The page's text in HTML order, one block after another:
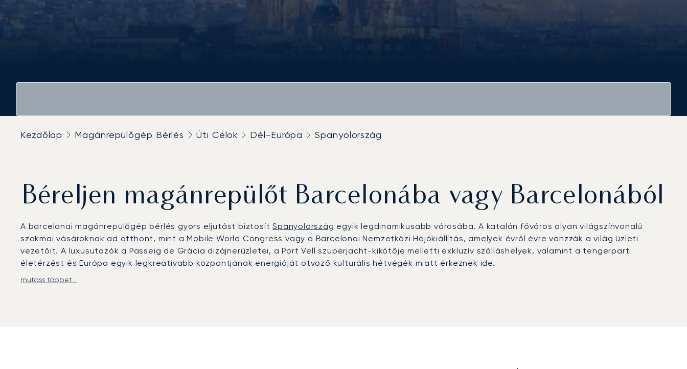
Kezdőlap Magánrepülőgép Bérlés Úti Célok Dél-Európa Spanyolország
Béreljen magánrepülőt Barcelonába vagy Barcelonából
A barcelonai magánrepülőgép bérlés gyors eljutást biztosítSpanyolország egyik legdinamikusabb városába. A katalán főváros olyan világszínvonalú
szakmai vásároknak ad otthont, mint a Mobile World Congress vagy a Barcelonai Nemzetközi Hajókiállítás, amelyek évről évre vonzzák a világ üzleti
vezetőit. A luxusutazók a Passeig de Gràcia dizájnerüzletei, a Port Vell szuperjacht-kikötője melletti exkluzív szálláshelyek, valamint a tengerparti
életérzést és Európa egyik legkreatívabb központjának energiáját ötvöző kulturális hétvégék miatt érkeznek ide.
A LunaJets privát repülőutakat szervez a Josep Tarradellas Barcelona–El Prat repülőtérre (BCN), melynek VIP termináljai mindössze 20 percre találhatók a
mutass többet...